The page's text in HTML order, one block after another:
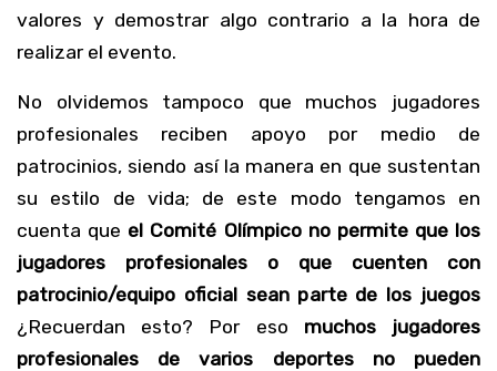
valores y demostrar algo contrario a la hora de
realizar el evento.
No olvidemos tampoco que muchos jugadores
profesionales reciben apoyo por medio de
patrocinios, siendo así la manera en que sustentan
su estilo de vida; de este modo tengamos en
cuenta que el Comité Olímpico no permite que los
jugadores profesionales o que cuenten con
patrocinio/equipo oficial sean parte de los juegos
¿Recuerdan esto? Por eso muchos jugadores
profesionales de varios deportes no pueden